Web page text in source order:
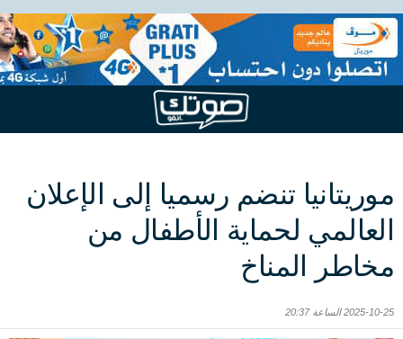
موريتانيا تنضم رسميا إلى الإعلان
العالمي لحماية الأطفال من
مخاطر المناخ
2025-10-25 الساعة 20:37